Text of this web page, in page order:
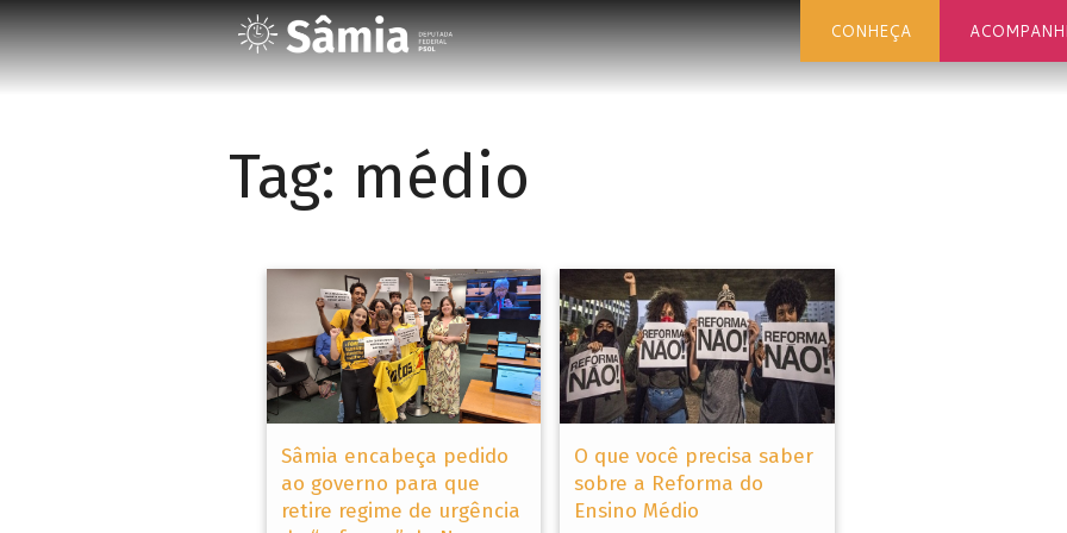
CONHEÇA
Tag: médio
Sâmia encabeça pedido
ao governo para que
retire regime de urgência
O que você precisa saber
sobre a Reforma do
Ensino Médio